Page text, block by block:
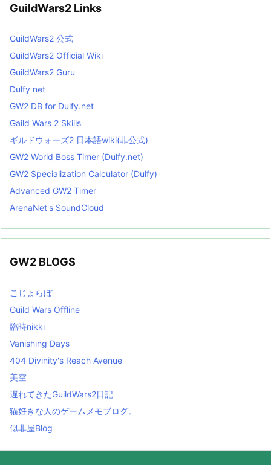
GuildWars2 Links
GuildWars2 公式
GuildWars2 Official Wiki
GuildWars2 Guru
Dulfy net
GW2 DB for Dulfy.net
Gaild Wars 2 Skills
ギルドウォーズ2 日本語wiki(非公式)
GW2 World Boss Timer (Dulfy.net)
GW2 Specialization Calculator (Dulfy)
Advanced GW2 Timer
ArenaNet's SoundCloud
GW2 BLOGS
こじょらぼ
Guild Wars Offline
臨時nikki
Vanishing Days
404 Divinity's Reach Avenue
美空
遅れてきたGuildWars2日記
猫好きな人のゲームメモブログ。
似非屋Blog